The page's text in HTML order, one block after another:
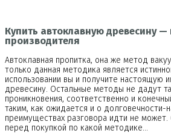
Купить автоклавную древесину
производителя
Автоклавная пропитка, она же метод
только данная методика является
использовании вы и получите настоящую
древесину. Остальные методы не дадут
проникновения, соответственно и
таким, как ожидается и о долговечности-
преимуществах разговора идти не может.
перед покупкой по какой методике…